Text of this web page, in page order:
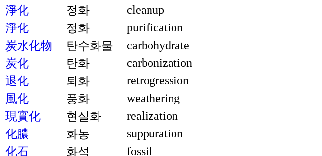
淨化
정화
cleanup
淨化
정화
purification
炭水化物
탄수화물
carbohydrate
炭化
탄화
carbonization
退化
퇴화
retrogression
風化
풍화
weathering
現實化
현실화
realization
化膿
화농
suppuration
化石
화석
fossil